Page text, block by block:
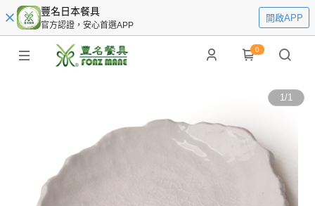
豐名日本餐具
官方認證，安心首選APP
開啟APP
0
1/1